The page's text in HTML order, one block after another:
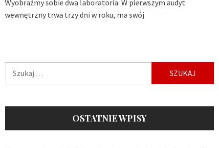
Wyobraźmy sobie dwa laboratoria. W pierwszym audyt
wewnętrzny trwa trzy dni w roku, ma swój
OSTATNIE WPISY